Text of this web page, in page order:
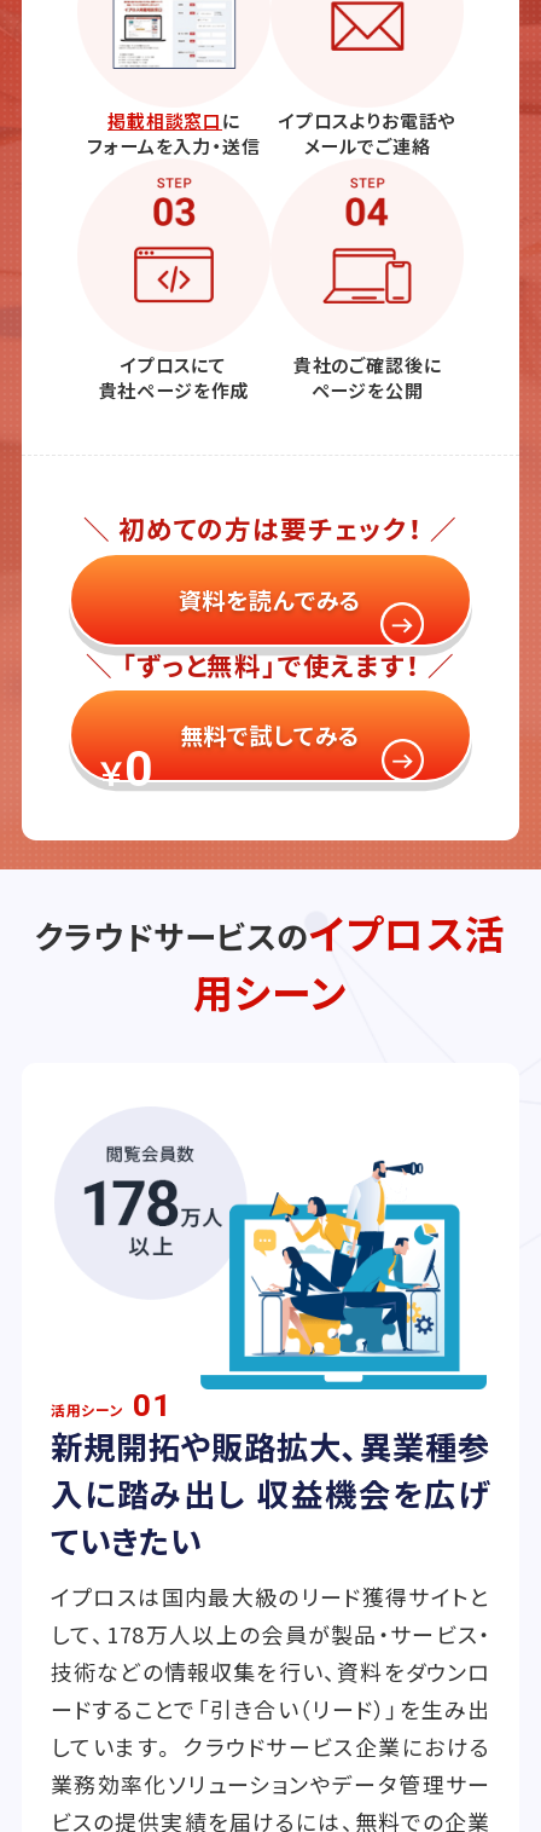
掲載相談窓口に
フォームを入力・送信
イプロスよりお電話や
メールでご連絡
イプロスにて
貴社ページを作成
貴社のご確認後に
ページを公開
＼ 初めての方は要チェック！ ／
資料を読んでみる
＼ 「ずっと無料」で使えます！ ／
￥0
無料で試してみる
クラウドサービスのイプロス活
用シーン
活用シーン 01
新規開拓や販路拡大、異業種参
入に踏み出し 収益機会を広げ
ていきたい
イプロスは国内最大級のリード獲得サイトと
して、178万人以上の会員が製品・サービス・
技術などの情報収集を行い、資料をダウンロ
ードすることで「引き合い（リード）」を生み出
しています。 クラウドサービス企業における
業務効率化ソリューションやデータ管理サー
ビスの提供実績を届けるには、無料での企業